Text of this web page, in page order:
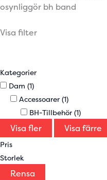
osynliggör bh band
Visa filter
Kategorier
Dam (1)
Accessoarer (1)
BH-Tillbehör (1)
Visa fler Visa färre
Pris
Storlek
Rensa